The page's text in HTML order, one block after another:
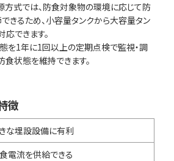
方式では、防食対象物の環境に応じて防
きるため、小容量タンクから大容量タン
できます。
を1年に1回以上の定期点検で監視・調
食状態を維持できます。
徴
な埋設設備に有利
電流を供給できる